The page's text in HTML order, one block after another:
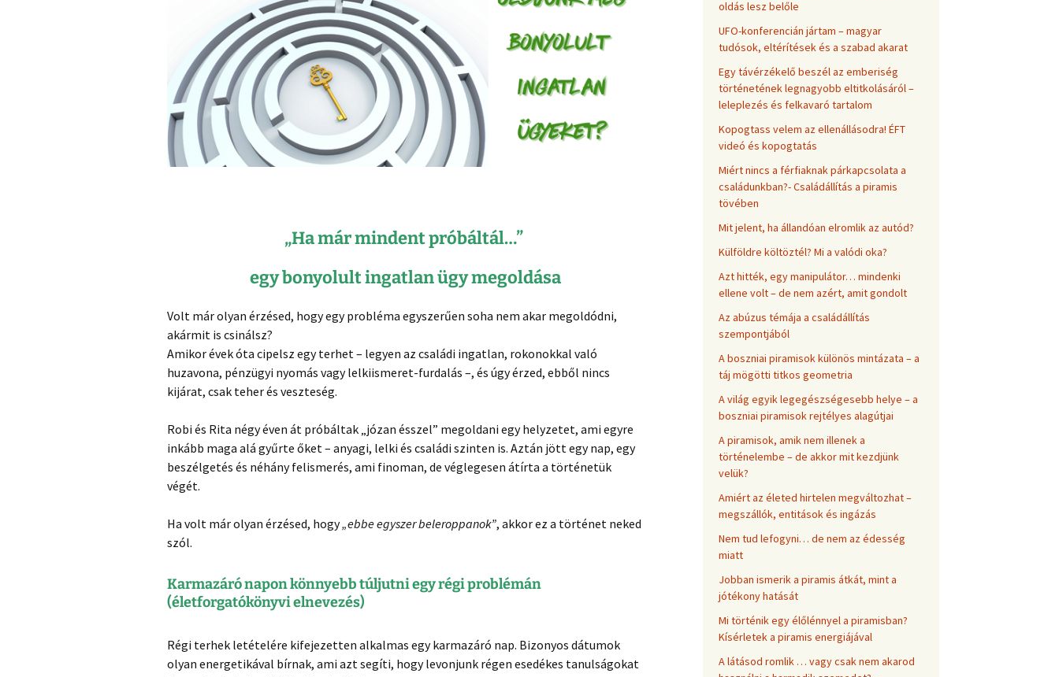
„Ha már mindent próbáltál…”
egy bonyolult ingatlan ügy megoldása
Volt már olyan érzésed, hogy egy probléma egyszerűen soha nem akar megoldódni,
akármit is csinálsz?
Amikor évek óta cipelsz egy terhet – legyen az családi ingatlan, rokonokkal való
huzavona, pénzügyi nyomás vagy lelkiismeret-furdalás –, és úgy érzed, ebből nincs
kijárat, csak teher és veszteség.
Robi és Rita négy éven át próbáltak „józan ésszel” megoldani egy helyzetet, ami egyre
inkább maga alá gyűrte őket – anyagi, lelki és családi szinten is. Aztán jött egy nap, egy
beszélgetés és néhány felismerés, ami finoman, de véglegesen átírta a történetük
végét.
Ha volt már olyan érzésed, hogy„ebbe egyszer beleroppanok”, akkor ez a történet neked
szól.
Karmazáró napon könnyebb túljutni egy régi problémán
(életforgatókönyvi elnevezés)
Régi terhek letételére kifejezetten alkalmas egy karmazáró nap. Bizonyos dátumok
olyan energetikával bírnak, ami azt segíti, hogy levonjunk régen esedékes tanulságokat
oldás lesz belőle
UFO-konferencián jártam – magyar
tudósok, eltérítések és a szabad akarat
Egy távérzékelő beszél az emberiség
történetének legnagyobb eltitkolásáról –
leleplezés és felkavaró tartalom
Kopogtass velem az ellenállásodra! ÉFT
videó és kopogtatás
Miért nincs a férfiaknak párkapcsolata a
családunkban?- Családállítás a piramis
tövében
Mit jelent, ha állandóan elromlik az autód?
Külföldre költöztél? Mi a valódi oka?
Azt hitték, egy manipulátor… mindenki
ellene volt – de nem azért, amit gondolt
Az abúzus témája a családállítás
szempontjából
A boszniai piramisok különös mintázata – a
táj mögötti titkos geometria
A világ egyik legegészségesebb helye – a
boszniai piramisok rejtélyes alagútjai
A piramisok, amik nem illenek a
történelembe – de akkor mit kezdjünk
velük?
Amiért az életed hirtelen megváltozhat –
megszállók, entitások és ingázás
Nem tud lefogyni… de nem az édesség
miatt
Jobban ismerik a piramis átkát, mint a
jótékony hatását
Mi történik egy élőlénnyel a piramisban?
Kísérletek a piramis energiájával
A látásod romlik … vagy csak nem akarod